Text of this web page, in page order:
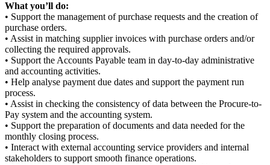
What you’ll do:
• Support the management of purchase requests and the creation of
purchase orders.
• Assist in matching supplier invoices with purchase orders and/or
collecting the required approvals.
• Support the Accounts Payable team in day-to-day administrative
and accounting activities.
• Help analyse payment due dates and support the payment run
process.
• Assist in checking the consistency of data between the Procure-to-
Pay system and the accounting system.
• Support the preparation of documents and data needed for the
monthly closing process.
• Interact with external accounting service providers and internal
stakeholders to support smooth finance operations.